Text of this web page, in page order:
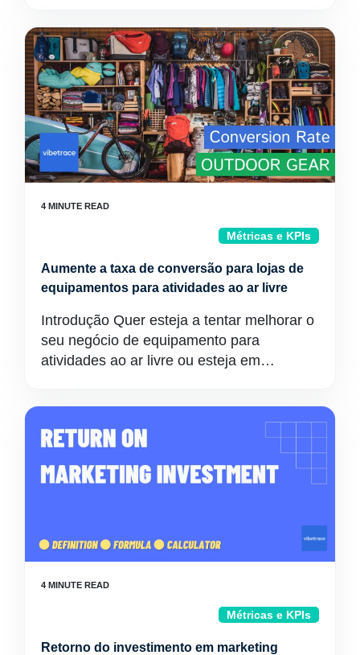
Métricas e KPIs
Aumente a taxa de conversão para lojas de
equipamentos para atividades ao ar livre
Introdução Quer esteja a tentar melhorar o
seu negócio de equipamento para
atividades ao ar livre ou esteja em…
Métricas e KPIs
Retorno do investimento em marketing